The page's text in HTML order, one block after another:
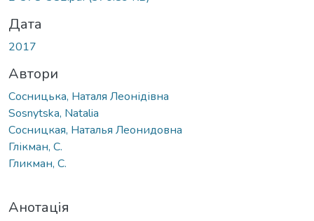
Дата
2017
Автори
Сосницька, Наталя Леонідівна
Sosnytska, Natalia
Сосницкая, Наталья Леонидовна
Глікман, С.
Гликман, С.
Анотація